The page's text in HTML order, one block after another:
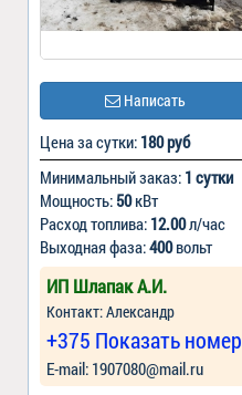
Написать
Цена за сутки: 180 руб
Минимальный заказ: 1 сутки
Мощность: 50кВт
Расход топлива: 12.00л/час
Выходная фаза:400вольт
ИП Шлапак А.И.
Контакт: Александр
+375 Показать номер
Е-mail: 1907080@mail.ru